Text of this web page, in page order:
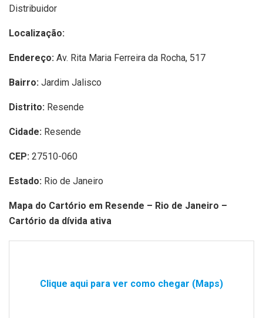
Distribuidor
Localização:
Endereço: Av. Rita Maria Ferreira da Rocha, 517
Bairro: Jardim Jalisco
Distrito: Resende
Cidade: Resende
CEP: 27510-060
Estado: Rio de Janeiro
Mapa do Cartório em Resende – Rio de Janeiro –
Cartório da dívida ativa
Clique aqui para ver como chegar (Maps)